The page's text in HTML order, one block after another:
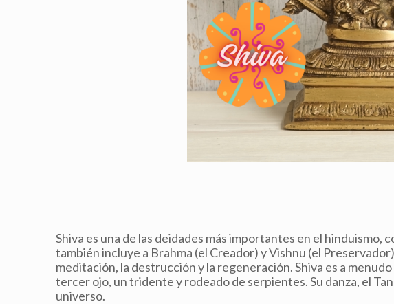
Shiva es una de las deidades más importantes en el
también incluye a Brahma (el Creador) y Vishnu (el
meditación, la destrucción y la regeneración. Shiva es a
tercer ojo, un tridente y rodeado de serpientes. Su danza, el
universo.